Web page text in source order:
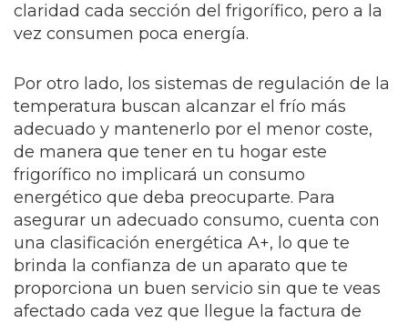
claridad cada sección del frigorífico, pero a la
vez consumen poca energía.
Por otro lado, los sistemas de regulación de la
temperatura buscan alcanzar el frío más
adecuado y mantenerlo por el menor coste,
de manera que tener en tu hogar este
frigorífico no implicará un consumo
energético que deba preocuparte. Para
asegurar un adecuado consumo, cuenta con
una clasificación energética A+, lo que te
brinda la confianza de un aparato que te
proporciona un buen servicio sin que te veas
afectado cada vez que llegue la factura de